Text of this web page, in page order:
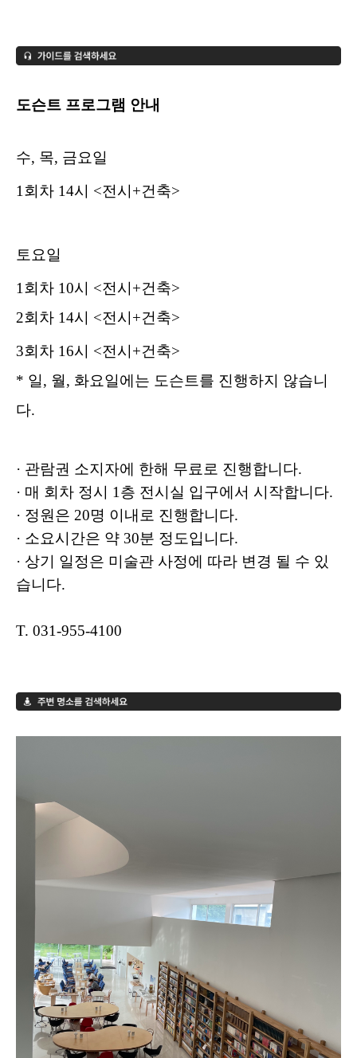
도슨트 프로그램 안내
수, 목, 금요일
1회차 14시 <전시+건축>
토요일
1회차 10시 <전시+건축>
2회차 14시 <전시+건축>
3회차 16시 <전시+건축>
* 일, 월, 화요일에는 도슨트를 진행하지 않습니
다.
· 관람권 소지자에 한해 무료로 진행합니다.
· 매 회차 정시 1층 전시실 입구에서 시작합니다.
· 정원은 20명 이내로 진행합니다.
· 소요시간은 약 30분 정도입니다.
· 상기 일정은 미술관 사정에 따라 변경 될 수 있
습니다.
​T. 031-955-4100